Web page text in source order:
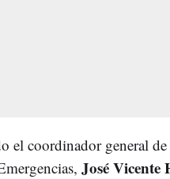
el coordinador general
José Vicente